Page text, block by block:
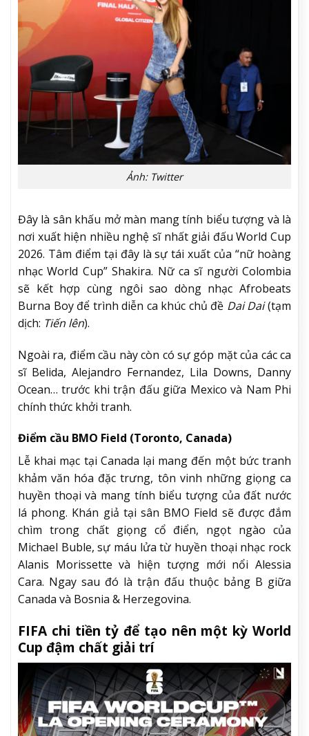
Ảnh: Twitter
Đây là sân khấu mở màn mang tính biểu tượng và là
nơi xuất hiện nhiều nghệ sĩ nhất giải đấu World Cup
2026. Tâm điểm tại đây là sự tái xuất của “nữ hoàng
nhạc World Cup” Shakira. Nữ ca sĩ người Colombia
sẽ kết hợp cùng ngôi sao dòng nhạc Afrobeats
Burna Boy để trình diễn ca khúc chủ đề Dai Dai(tạm
dịch: Tiến lên).
Ngoài ra, điểm cầu này còn có sự góp mặt của các ca
sĩ Belida, Alejandro Fernandez, Lila Downs, Danny
Ocean… trước khi trận đấu giữa Mexico và Nam Phi
chính thức khởi tranh.
Điểm cầu BMO Field (Toronto, Canada)
Lễ khai mạc tại Canada lại mang đến một bức tranh
khảm văn hóa đặc trưng, tôn vinh những giọng ca
huyền thoại và mang tính biểu tượng của đất nước
lá phong. Khán giả tại sân BMO Field sẽ được đắm
chìm trong chất giọng cổ điển, ngọt ngào của
Michael Buble, sự máu lửa từ huyền thoại nhạc rock
Alanis Morissette và hiện tượng mới nổi Alessia
Cara. Ngay sau đó là trận đấu thuộc bảng B giữa
Canada và Bosnia & Herzegovina.
FIFA chi tiền tỷ để tạo nên một kỳ World
Cup đậm chất giải trí